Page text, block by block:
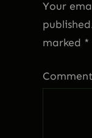
Your
marked *
Comment